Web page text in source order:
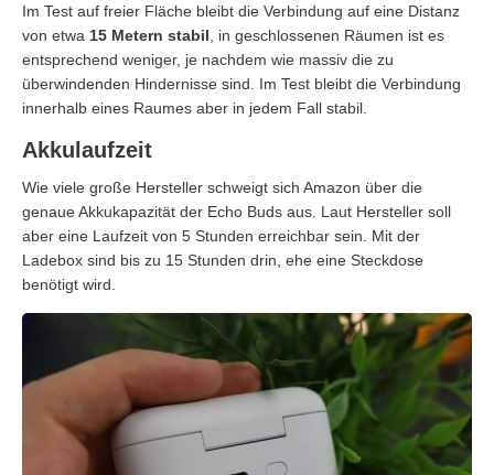
Im Test auf freier Fläche bleibt die Verbindung auf eine Distanz
von etwa 15 Metern stabil , in geschlossenen Räumen ist es
entsprechend weniger, je nachdem wie massiv die zu
überwindenden Hindernisse sind. Im Test bleibt die Verbindung
innerhalb eines Raumes aber in jedem Fall stabil.
Akkulaufzeit
Wie viele große Hersteller schweigt sich Amazon über die
genaue Akkukapazität der Echo Buds aus. Laut Hersteller soll
aber eine Laufzeit von 5 Stunden erreichbar sein. Mit der
Ladebox sind bis zu 15 Stunden drin, ehe eine Steckdose
benötigt wird.